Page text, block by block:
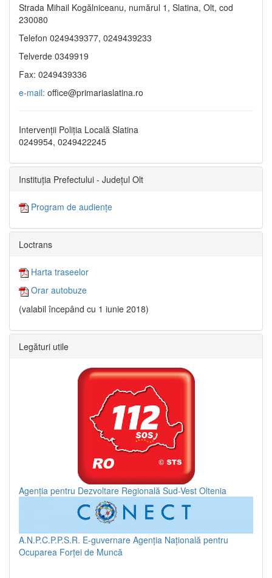
Strada Mihail Kogălniceanu, numărul 1, Slatina, Olt, cod
230080
Telefon 0249439377, 0249439233
Telverde 0349919
Fax: 0249439336
e-mail: office@primariaslatina.ro
Intervenții Poliția Locală Slatina
0249954, 0249422245
Instituția Prefectului - Județul Olt
Program de audiențe
Loctrans
Harta traseelor
Orar autobuze
(valabil începând cu 1 iunie 2018)
Legături utile
Agenția pentru Dezvoltare Regională Sud-Vest Oltenia
A.N.P.C.P.P.S.R. E-guvernare Agenția Națională pentru
Ocuparea Forței de Muncă